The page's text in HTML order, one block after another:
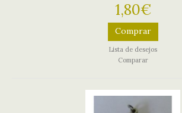
1,80€
Comprar
Lista de desejos
Comparar